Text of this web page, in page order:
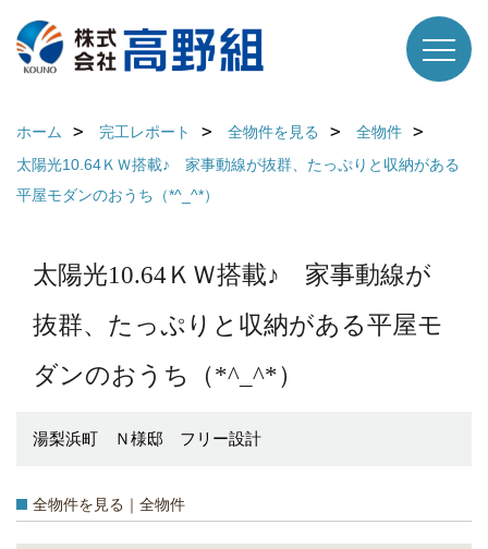
ホーム 完工レポート 全物件を見る
全物件
太陽光10.64ＫＷ搭載♪ 家事動線が抜群、たっぷりと収納がある
平屋モダンのおうち（*^_^*）
太陽光10.64ＫＷ搭載♪ 家事動線が
抜群、たっぷりと収納がある平屋モ
ダンのおうち（*^_^*）
湯梨浜町 Ｎ様邸 フリー設計
全物件を見る｜全物件